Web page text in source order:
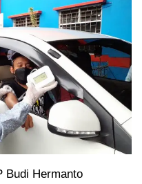
Budi Hermanto